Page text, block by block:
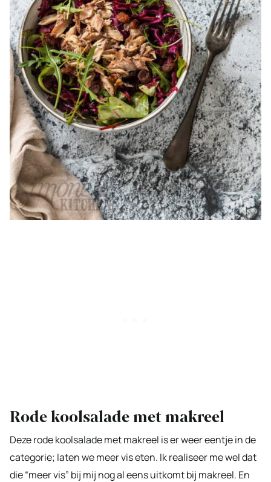
Rode koolsalade met makreel
Deze rode koolsalade met makreel is er weer eentje in de
categorie; laten we meer vis eten. Ik realiseer me wel dat
die “meer vis” bij mij nog al eens uitkomt bij makreel. En